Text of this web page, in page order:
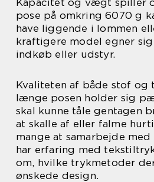
pose på omkring 6070 g
have liggende i lommen
kraftigere model egner
indkøb eller udstyr.
Kvaliteten af både stof og
længe posen holder sig
skal kunne tåle gentagen
at skalle af eller falme
mange at samarbejde
har erfaring med
om, hvilke trykmetoder
ønskede design.